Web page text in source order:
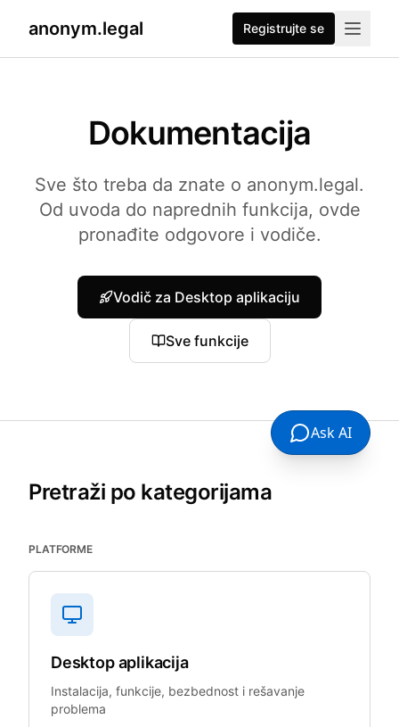
anonym.legal Registrujte se
Dokumentacija
Sve što treba da znate o anonym.legal.
Od uvoda do naprednih funkcija, ovde
pronađite odgovore i vodiče.
Vodič za Desktop aplikaciju
Sve funkcije
Pretraži po kategorijama
PLATFORME
Desktop aplikacija
Instalacija, funkcije, bezbednost i rešavanje
problema
Ask AI